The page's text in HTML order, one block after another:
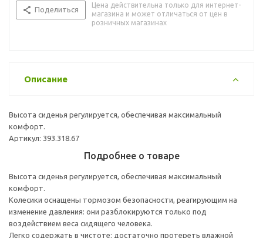
Поделиться
Цена действительна только для интернет-
магазина и может отличаться от цен в
розничных магазинах
Описание
Высота сиденья регулируется, обеспечивая максимальный
комфорт.
Артикул: 393.318.67
Подробнее о товаре
Высота сиденья регулируется, обеспечивая максимальный
комфорт.
Колесики оснащены тормозом безопасности, реагирующим на
изменение давления: они разблокируются только под
воздействием веса сидящего человека.
Легко содержать в чистоте: достаточно протереть влажной